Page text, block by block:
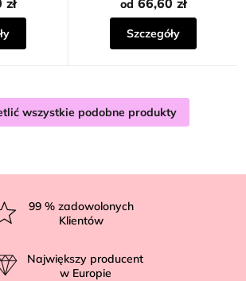
od
Szczegóły
wszystkie podobne produkty
99 % zadowolonych
Klientów
Największy producent
w Europie